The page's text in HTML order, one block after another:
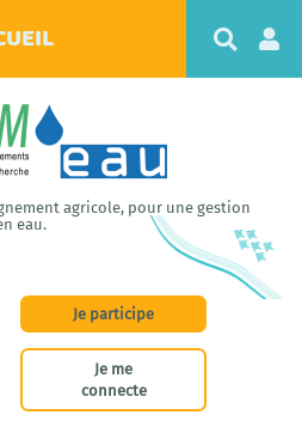
c
e
r
agricole, pour une gestion
eau.
Je participe
Je me
connecte